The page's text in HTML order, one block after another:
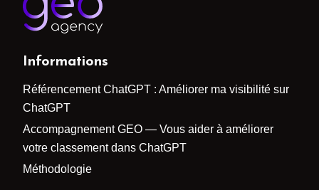
Informations
Référencement ChatGPT : Améliorer ma visibilité sur
ChatGPT
Accompagnement GEO — Vous aider à améliorer
votre classement dans ChatGPT
Méthodologie